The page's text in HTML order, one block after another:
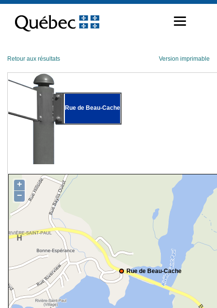
contenu
Retour aux résultats Version imprimable
Rue de Beau-Cache
Rue de Beau-Cache
+
−